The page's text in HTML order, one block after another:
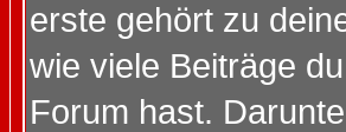
erste gehört zu
wie viele Beiträge
Forum hast.